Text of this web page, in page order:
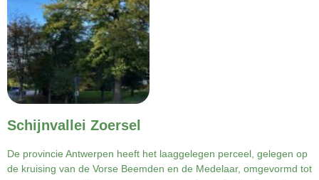
Schijnvallei Zoersel
De provincie Antwerpen heeft het laaggelegen perceel, gelegen op
de kruising van de Vorse Beemden en de Medelaar, omgevormd tot